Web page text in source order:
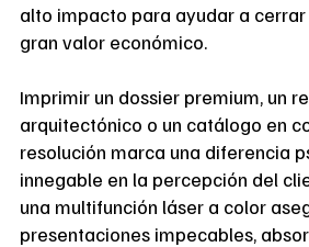
alto impacto para ayudar a
gran valor económico.
Imprimir un dossier premium, un
arquitectónico o un catálogo en
resolución marca una diferencia
innegable en la percepción del
una multifunción láser a color
presentaciones impecables,